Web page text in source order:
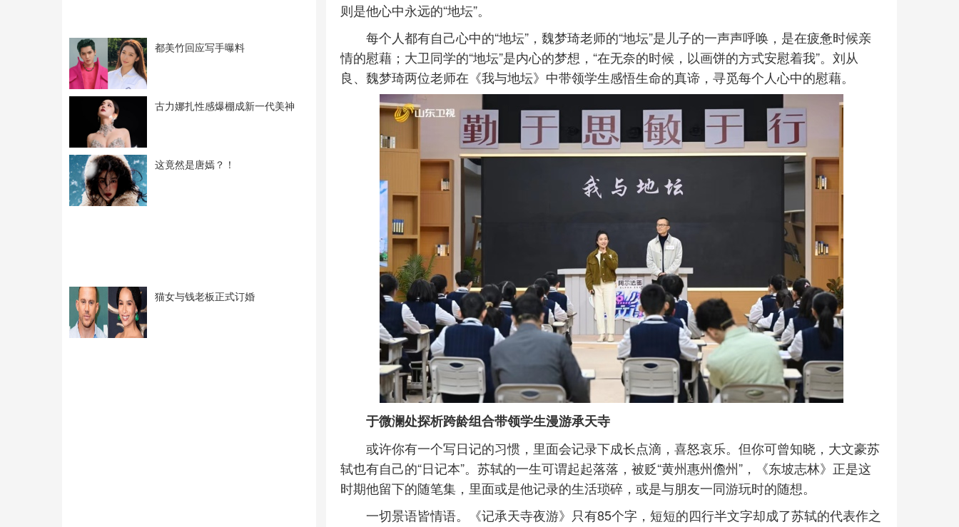
都美竹回应写手曝料
古力娜扎性感爆棚成新一代美神
这竟然是唐嫣？！
猫女与钱老板正式订婚
则是他心中永远的“地坛”。
每个人都有自己心中的“地坛”，魏梦琦老师的“地坛”是儿子的一声声呼唤，是在疲惫时候亲
情的慰藉；大卫同学的“地坛”是内心的梦想，“在无奈的时候，以画饼的方式安慰着我”。刘从
良、魏梦琦两位老师在《我与地坛》中带领学生感悟生命的真谛，寻觅每个人心中的慰藉。
于微澜处探析跨龄组合带领学生漫游承天寺
或许你有一个写日记的习惯，里面会记录下成长点滴，喜怒哀乐。但你可曾知晓，大文豪苏
轼也有自己的“日记本”。苏轼的一生可谓起起落落，被贬“黄州惠州儋州”，《东坡志林》正是这
时期他留下的随笔集，里面或是他记录的生活琐碎，或是与朋友一同游玩时的随想。
一切景语皆情语。《记承天寺夜游》只有85个字，短短的四行半文字却成了苏轼的代表作之